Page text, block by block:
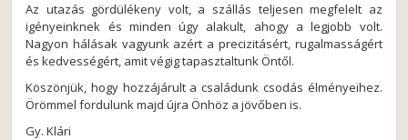
Az utazás gördülékeny volt, a szállás teljesen megfelelt az
igényeinknek és minden úgy alakult, ahogy a legjobb volt.
Nagyon hálásak vagyunk azért a precizitásért, rugalmasságért
és kedvességért, amit végig tapasztaltunk Öntől.
Köszönjük, hogy hozzájárult a családunk csodás élményeihez.
Örömmel fordulunk majd újra Önhöz a jövőben is.
Gy. Klári